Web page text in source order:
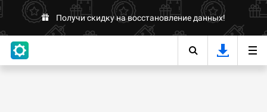
Получи скидку на восстановление данных!